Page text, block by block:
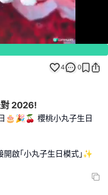
4 0
2026!
🎂🎉🍒 櫻桃小丸子生日
開啟｢小丸子生日模式｣✨